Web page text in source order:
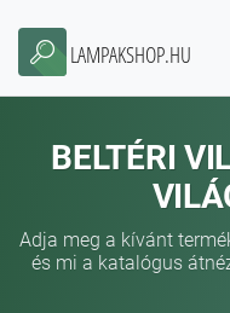
LAMPAKSHOP.HU
BELTÉRI
Adja meg a kívánt
és mi a katalógus